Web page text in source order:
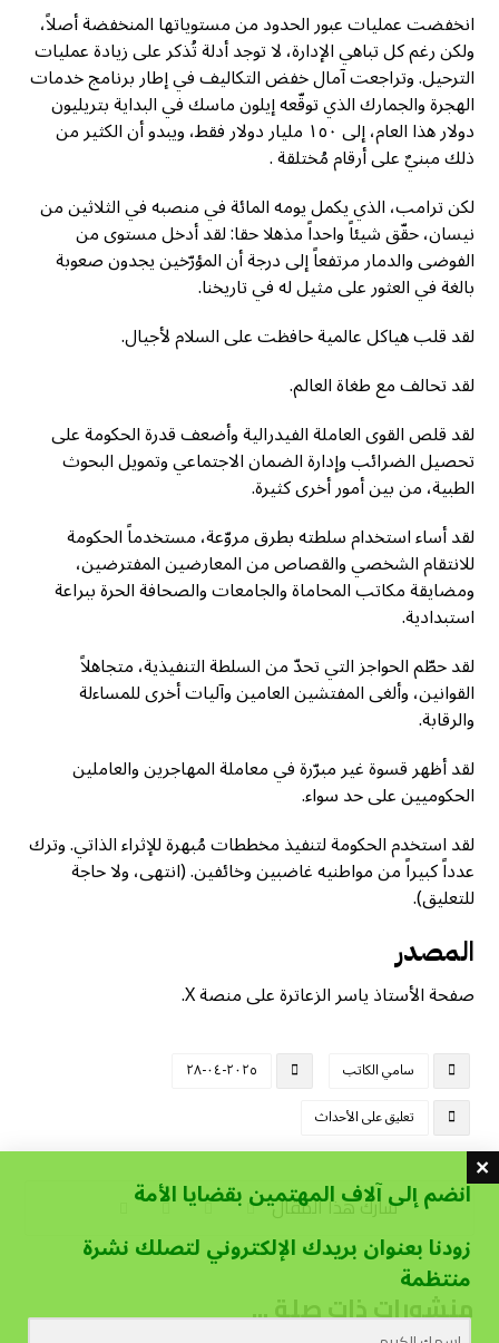
انخفضت عمليات عبور الحدود من مستوياتها المنخفضة أصلاً،
ولكن رغم كل تباهي الإدارة، لا توجد أدلة تُذكر على زيادة عمليات
الترحيل. وتراجعت آمال خفض التكاليف في إطار برنامج خدمات
الهجرة والجمارك الذي توقّعه إيلون ماسك في البداية بتريليون
دولار هذا العام، إلى ١٥٠ مليار دولار فقط، ويبدو أن الكثير من
ذلك مبنيٌ على أرقام مُختلقة .
لكن ترامب، الذي يكمل يومه المائة في منصبه في الثلاثين من
نيسان، حقّق شيئاً واحداً مذهلا حقا: لقد أدخل مستوى من
الفوضى والدمار مرتفعاً إلى درجة أن المؤرّخين يجدون صعوبة
بالغة في العثور على مثيل له في تاريخنا.
لقد قلب هياكل عالمية حافظت على السلام لأجيال.
لقد تحالف مع طغاة العالم.
لقد قلص القوى العاملة الفيدرالية وأضعف قدرة الحكومة على
تحصيل الضرائب وإدارة الضمان الاجتماعي وتمويل البحوث
الطبية، من بين أمور أخرى كثيرة.
لقد أساء استخدام سلطته بطرق مروّعة، مستخدماً الحكومة
للانتقام الشخصي والقصاص من المعارضين المفترضين،
ومضايقة مكاتب المحاماة والجامعات والصحافة الحرة ببراعة
استبدادية.
لقد حطّم الحواجز التي تحدّ من السلطة التنفيذية، متجاهلاً
القوانين، وألغى المفتشين العامين وآليات أخرى للمساءلة
والرقابة.
لقد أظهر قسوة غير مبرّرة في معاملة المهاجرين والعاملين
الحكوميين على حد سواء.
لقد استخدم الحكومة لتنفيذ مخططات مُبهرة للإثراء الذاتي. وترك
عدداً كبيراً من مواطنيه غاضبين وخائفين. (انتهى، ولا حاجة
للتعليق).
المصدر
صفحة الأستاذ ياسر الزعاترة على منصة X.
سامي الكاتب
٢٠٢٥-٠٤-٢٨
تعليق على الأحداث
منشورات ذات صلة ...
انضم إلى آلاف المهتمين بقضايا الأمة
زودنا بعنوان بريدك الإلكتروني لتصلك نشرة
منتظمة